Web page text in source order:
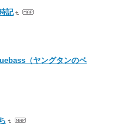
記
（ヤングタンのベ